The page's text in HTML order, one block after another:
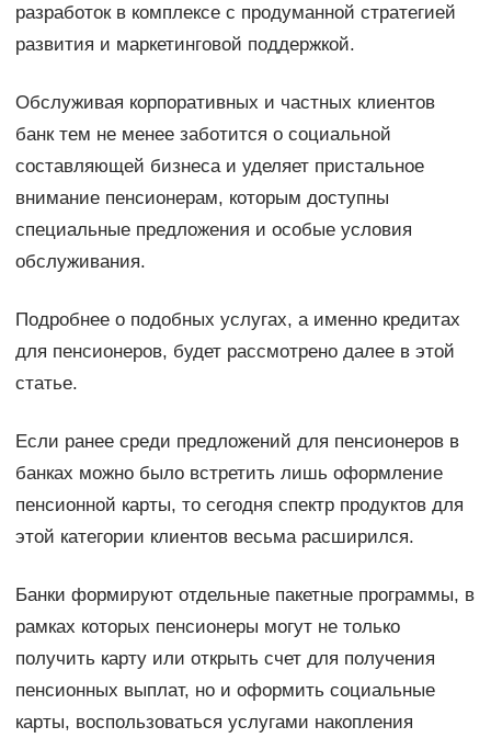
разработок в комплексе с продуманной стратегией
развития и маркетинговой поддержкой.
Обслуживая корпоративных и частных клиентов
банк тем не менее заботится о социальной
составляющей бизнеса и уделяет пристальное
внимание пенсионерам, которым доступны
специальные предложения и особые условия
обслуживания.
Подробнее о подобных услугах, а именно кредитах
для пенсионеров, будет рассмотрено далее в этой
статье.
Если ранее среди предложений для пенсионеров в
банках можно было встретить лишь оформление
пенсионной карты, то сегодня спектр продуктов для
этой категории клиентов весьма расширился.
Банки формируют отдельные пакетные программы, в
рамках которых пенсионеры могут не только
получить карту или открыть счет для получения
пенсионных выплат, но и оформить социальные
карты, воспользоваться услугами накопления